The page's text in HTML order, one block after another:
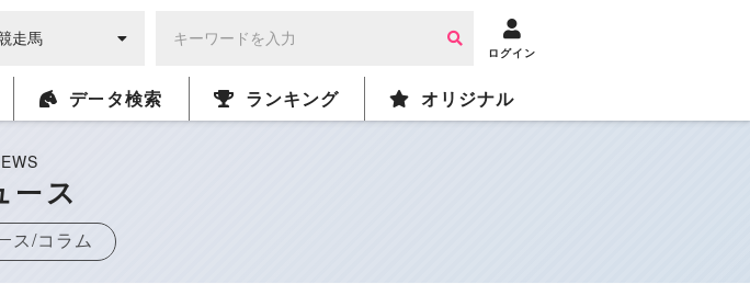
ログイン
データ検索 ランキング オリジナル
ース
ス/コラム